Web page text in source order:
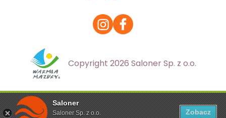
Saloner
Saloner Sp. z o.o. Zobacz
Ta strona korzysta z plików cookies. Aby dowiedzieć się
Copyright 2026 Saloner Sp. z o.o.